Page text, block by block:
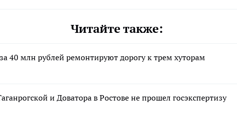
Читайте также:
40 млн рублей ремонтируют дорогу к трем хуторам
и Доватора в Ростове не прошел госэкспертизу